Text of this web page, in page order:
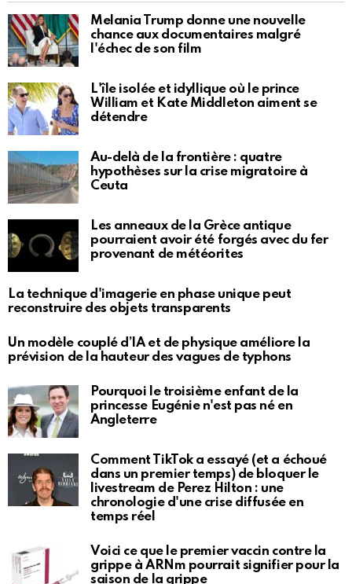
Melania Trump donne une nouvelle
chance aux documentaires malgré
l'échec de son film
L'île isolée et idyllique où le prince
William et Kate Middleton aiment se
détendre
Au-delà de la frontière : quatre
hypothèses sur la crise migratoire à
Ceuta
Les anneaux de la Grèce antique
pourraient avoir été forgés avec du fer
provenant de météorites
La technique d'imagerie en phase unique peut
reconstruire des objets transparents
Un modèle couplé d’IA et de physique améliore la
prévision de la hauteur des vagues de typhons
Pourquoi le troisième enfant de la
princesse Eugénie n'est pas né en
Angleterre
Comment TikTok a essayé (et a échoué
dans un premier temps) de bloquer le
livestream de Perez Hilton : une
chronologie d'une crise diffusée en
temps réel
Voici ce que le premier vaccin contre la
grippe à ARNm pourrait signifier pour la
saison de la grippe